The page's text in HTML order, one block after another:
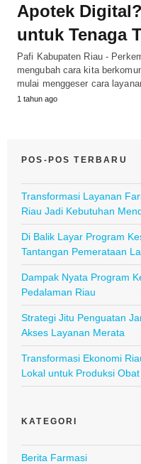
Apotek
untuk Tenaga
Pafi Kabupaten Riau -
mengubah cara kita
mulai menggeser cara
1 tahun ago
POS-POS TERBARU
Transformasi Layanan
Riau Jadi Kebutuhan
Di Balik Layar Program
Tantangan Pemerataan
Dampak Nyata Program
Pedalaman Riau
Strategi Jitu Penguatan
Akses Layanan Merata
Transformasi Ekonomi
Lokal untuk Produksi
KATEGORI
Berita Farmasi